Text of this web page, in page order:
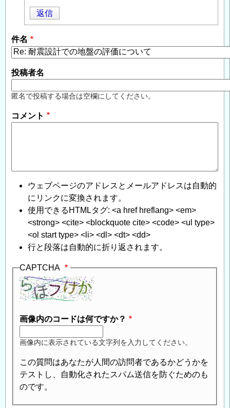
者
に
る
「Re:
耐
震
設
で
価
に
つ
い
て」
へ
の
返
信
返信
件名
投稿者名
匿名で投稿する場合は空欄にしてください。
コメント
ウェブページのアドレスとメールアドレスは自動的
にリンクに変換されます。
使用できるHTMLタグ: <a href hreflang> <em>
<strong> <cite> <blockquote cite> <code> <ul type>
<ol start type> <li> <dl> <dt> <dd>
行と段落は自動的に折り返されます。
CAPTCHA
画像内のコードは何ですか？
画像内に表示されている文字列を入力してください。
この質問はあなたが人間の訪問者であるかどうかを
テストし、自動化されたスパム送信を防ぐためのも
のです。